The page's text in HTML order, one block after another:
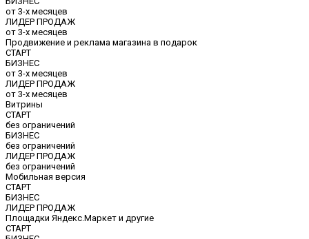
от 3-х месяцев
ЛИДЕР ПРОДАЖ
от 3-х месяцев
Продвижение и реклама магазина в подарок
СТАРТ
БИЗНЕС
от 3-х месяцев
ЛИДЕР ПРОДАЖ
от 3-х месяцев
Витрины
СТАРТ
без ограничений
БИЗНЕС
без ограничений
ЛИДЕР ПРОДАЖ
без ограничений
Мобильная версия
СТАРТ
БИЗНЕС
ЛИДЕР ПРОДАЖ
Площадки Яндекс.Маркет и другие
СТАРТ